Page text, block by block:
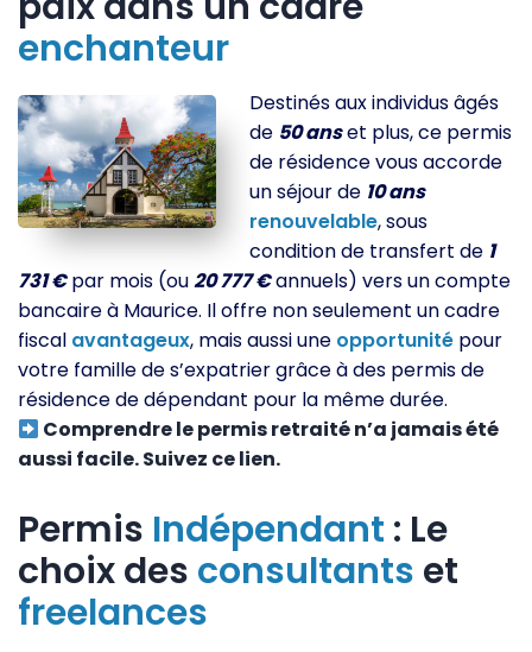
enchanteur
Destinés aux individus âgés
de 50 anset plus, ce permis
de résidence vous accorde
un séjour de 10 ans
renouvelable, sous
condition de transfert de 1
731 €par mois (ou20 777 €annuels) vers un compte
bancaire à Maurice. Il offre non seulement un cadre
fiscal avantageux, mais aussi une opportunité pour
votre famille de s’expatrier grâce à des permis de
résidence de dépendant pour la même durée.
Comprendre le permis retraité n’a jamais été
aussi facile. Suivez ce lien.
Permis Indépendant : Le
choix des consultants et
freelances